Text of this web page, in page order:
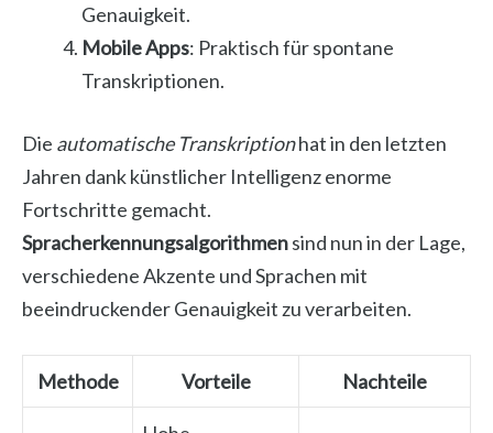
Genauigkeit.
Mobile Apps: Praktisch für spontane
Transkriptionen.
Die automatische Transkriptionhat in den letzten
Jahren dank künstlicher Intelligenz enorme
Fortschritte gemacht.
Spracherkennungsalgorithmensind nun in der Lage,
verschiedene Akzente und Sprachen mit
beeindruckender Genauigkeit zu verarbeiten.
Methode Vorteile Nachteile